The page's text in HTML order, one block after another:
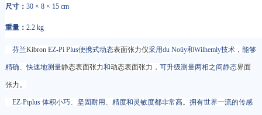
尺寸： 30 × 8 × 15 cm
重量： 2.2 kg
芬兰Kibron EZ-Pi Plus便携式动态表面张力仪采用du Noüy和Wilhemly技术，能够
精确、快速地测量静态表面张力和动态表面张力 ，可升级测量两相之间静态界面
张力。
EZ-Piplus 体积小巧、坚固耐用、精度和灵敏度都非常高。拥有世界一流的传感